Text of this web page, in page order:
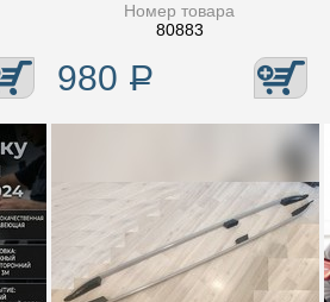
Номер товара
80883
980 Р